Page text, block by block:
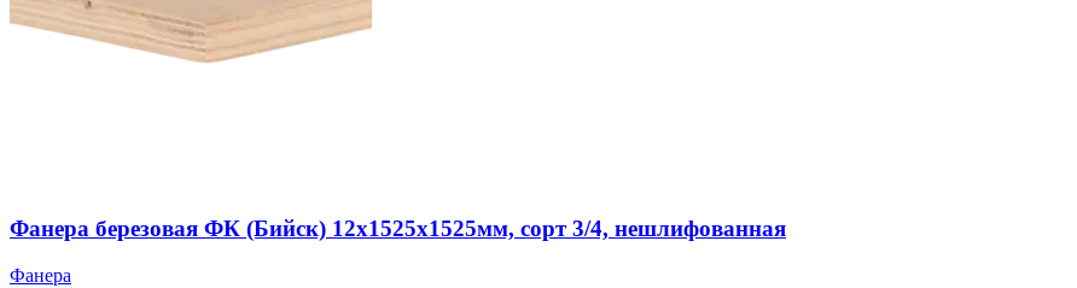
Фанера березовая ФК (Бийск) 12х1525х1525мм, сорт 3/4, нешлифованная
Фанера